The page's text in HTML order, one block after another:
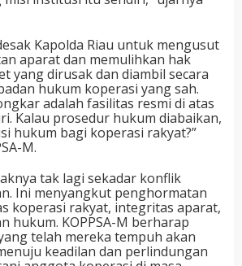
Kapolda Riau untuk mengusut
aparat dan memulihkan hak
yang dirusak dan diambil secara
hukum koperasi yang sah.
adalah fasilitas resmi di atas
Kalau prosedur hukum diabaikan,
hukum bagi koperasi rakyat?”
M.
tak lagi sekadar konflik
Ini menyangkut penghormatan
koperasi rakyat, integritas aparat,
hukum. KOPPSA-M berharap
telah mereka tempuh akan
keadilan dan perlindungan